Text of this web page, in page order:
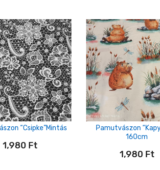
“csipke”mintás
1,980 Ft
Pamutvászon
160cm
1,980 Ft